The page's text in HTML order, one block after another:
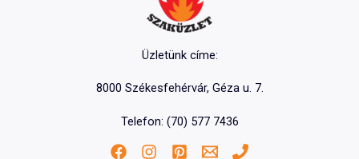
Üzletünk címe:
8000 Székesfehérvár, Géza u. 7.
Telefon: (70) 577 7436